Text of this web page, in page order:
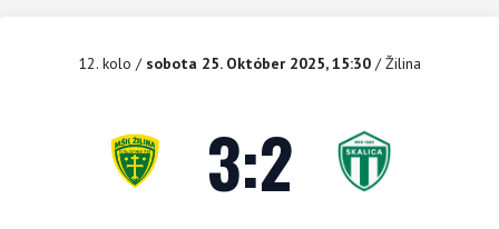
12. kolo / sobota 25. Október 2025, 15:30 / Žilina
3:2